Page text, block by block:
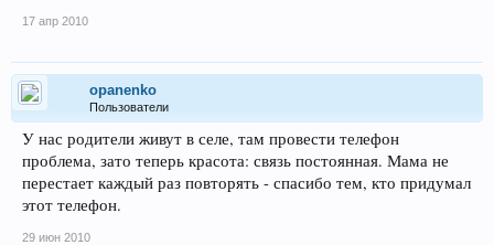
17 апр 2010
opanenko
Пользователи
У нас родители живут в селе, там провести телефон
проблема, зато теперь красота: связь постоянная. Мама не
перестает каждый раз повторять - спасибо тем, кто придумал
этот телефон.
29 июн 2010